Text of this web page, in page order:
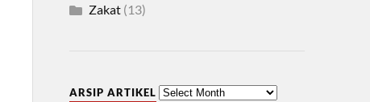
Zakat(13)
ARSIP ARTIKEL